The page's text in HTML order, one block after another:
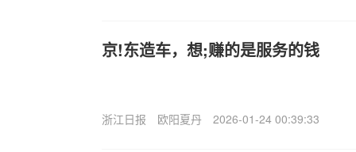
京!东造车，想;赚的是服务的钱
浙江日报 欧阳夏丹 2026-01-24 00:39:33